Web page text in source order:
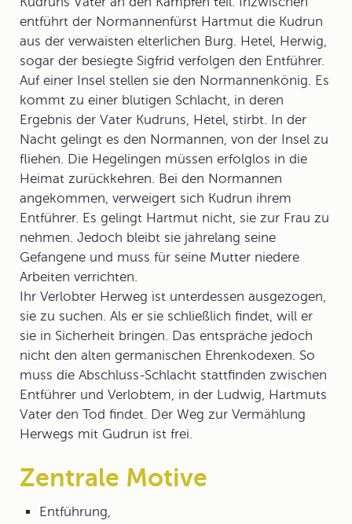
entführt der Normannenfürst Hartmut die Kudrun
aus der verwaisten elterlichen Burg. Hetel, Herwig,
sogar der besiegte Sigfrid verfolgen den Entführer.
Auf einer Insel stellen sie den Normannenkönig. Es
kommt zu einer blutigen Schlacht, in deren
Ergebnis der Vater Kudruns, Hetel, stirbt. In der
Nacht gelingt es den Normannen, von der Insel zu
fliehen. Die Hegelingen müssen erfolglos in die
Heimat zurückkehren. Bei den Normannen
angekommen, verweigert sich Kudrun ihrem
Entführer. Es gelingt Hartmut nicht, sie zur Frau zu
nehmen. Jedoch bleibt sie jahrelang seine
Gefangene und muss für seine Mutter niedere
Arbeiten verrichten.
Ihr Verlobter Herweg ist unterdessen ausgezogen,
sie zu suchen. Als er sie schließlich findet, will er
sie in Sicherheit bringen. Das entspräche jedoch
nicht den alten germanischen Ehrenkodexen. So
muss die Abschluss-Schlacht stattfinden zwischen
Entführer und Verlobtem, in der Ludwig, Hartmuts
Vater den Tod findet. Der Weg zur Vermählung
Herwegs mit Gudrun ist frei.
Zentrale Motive
Entführung,